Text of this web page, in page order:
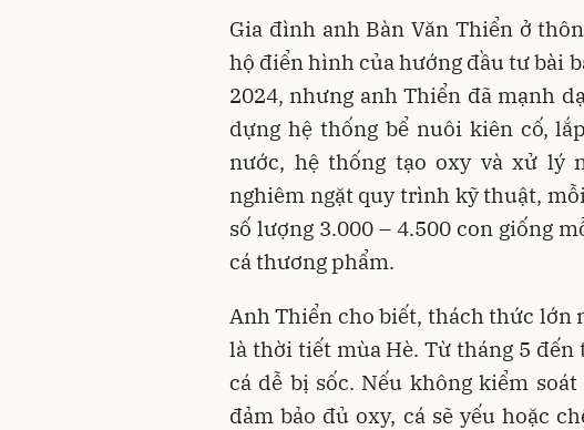
Gia đình anh Bàn Văn Thiển ở
hộ điển hình của hướng đầu tư bài
2024, nhưng anh Thiển đã mạnh
dựng hệ thống bể nuôi kiên cố,
nước, hệ thống tạo oxy và xử lý
nghiêm ngặt quy trình kỹ thuật,
số lượng 3.000 – 4.500 con giống
cá thương phẩm.
Anh Thiển cho biết, thách thức lớn
là thời tiết mùa Hè. Từ tháng 5
cá dễ bị sốc. Nếu không kiểm
đảm bảo đủ oxy, cá sẽ yếu hoặc